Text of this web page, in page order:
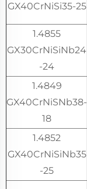
GX40CrNiSi35-25
1.4855
GX30CrNiSiNb24
-24
1.4849
GX40CrNiSNb38-
18
1.4852
GX40CrNiSiNb35
-25